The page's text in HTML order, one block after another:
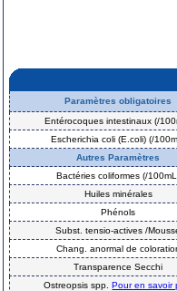
Paramètres obligatoires
Entérocoques intestinaux (/
Escherichia coli (E.coli) (/
Autres Paramètres
Bactéries coliformes (/
Huiles minérales
Phénols
Subst. tensio-actives /
Chang. anormal de
Transparence Secchi
Ostreopsis spp.Pour en savoir